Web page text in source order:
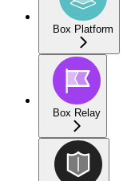
Box Platform
Box Relay